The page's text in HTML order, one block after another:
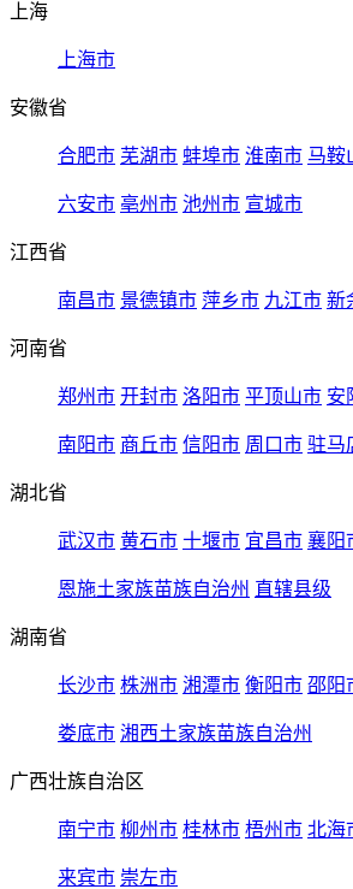
上海
上海市
安徽省
合肥市 芜湖市 蚌埠市 淮南市 马鞍
六安市 亳州市 池州市 宣城市
江西省
南昌市 景德镇市 萍乡市 九江市 新
河南省
郑州市 开封市 洛阳市 平顶山市 安
南阳市 商丘市 信阳市 周口市 驻马
湖北省
武汉市 黄石市 十堰市 宜昌市 襄阳
恩施土家族苗族自治州 直辖县级
湖南省
长沙市 株洲市 湘潭市 衡阳市 邵阳
娄底市 湘西土家族苗族自治州
广西壮族自治区
南宁市 柳州市 桂林市 梧州市 北海
来宾市 崇左市